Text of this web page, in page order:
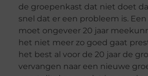
de groepenkast dat niet doet
snel dat er een probleem is.
moet ongeveer 20 jaar
het niet meer zo goed gaat
het best al voor de 20 jaar de
vervangen naar een nieuwe